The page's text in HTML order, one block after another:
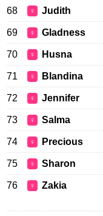
68 ♀ Judith
69 ♀ Gladness
70 ♀ Husna
71 ♀ Blandina
72 ♀ Jennifer
73 ♀ Salma
74 ♀ Precious
75 ♀ Sharon
76 ♀ Zakia